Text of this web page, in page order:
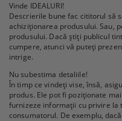
Vinde IDEALURI!
Descrierile bune fac cititorul să
achiziționarea produsului. Sau,
produsului. Dacă știți publicul
cumpere, atunci vă puteți
intrige.
Nu subestima detaliile!
În timp ce vindeți vise, însă,
produs. Ele pot fi poziționate
furnizeze informații cu privire la
consumatorul. De exemplu,